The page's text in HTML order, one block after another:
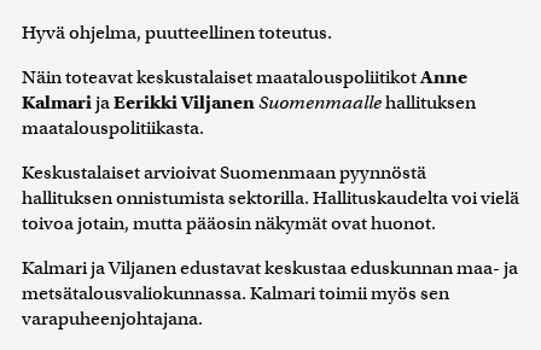
Hyvä ohjelma, puutteellinen toteutus.
Näin toteavat keskustalaiset maatalouspoliitikotAnne
KalmarijaEerikki ViljanenSuomenmaallehallituksen
maatalouspolitiikasta.
Keskustalaiset arvioivat Suomenmaan pyynnöstä
hallituksen onnistumista sektorilla. Hallituskaudelta voi vielä
toivoa jotain, mutta pääosin näkymät ovat huonot.
Kalmari ja Viljanen edustavat keskustaa eduskunnan maa- ja
metsätalousvaliokunnassa. Kalmari toimii myös sen
varapuheenjohtajana.